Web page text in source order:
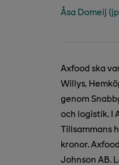
Åsa Domeij
Axfood ska
Willys,
genom
och logistik. I
Tillsammans
kronor.
Johnson AB.